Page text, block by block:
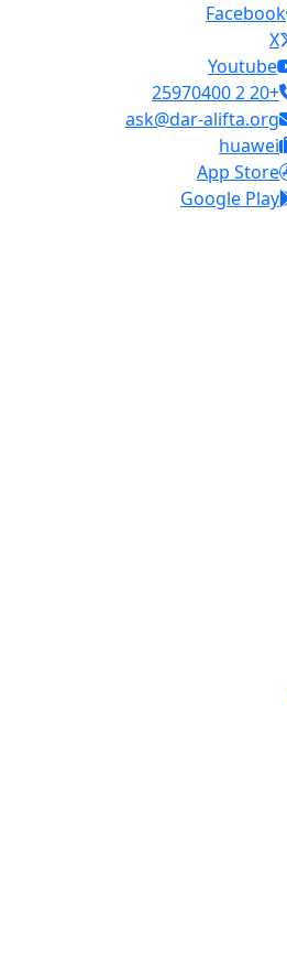
Facebook
X
Youtube
+20 2 25970400
ask@dar-alifta.org
huawei
App Store
Google Play